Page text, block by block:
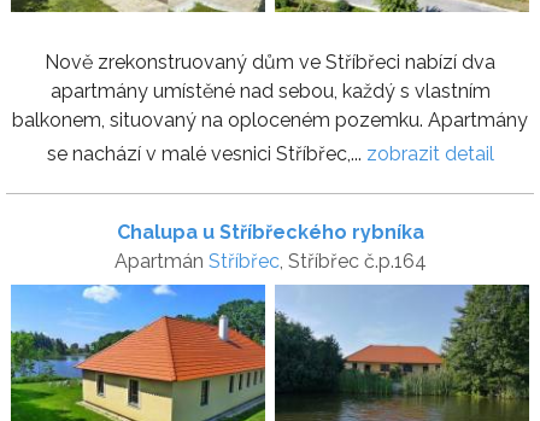
Nově zrekonstruovaný dům ve Stříbřeci nabízí dva
apartmány umístěné nad sebou, každý s vlastním
balkonem, situovaný na oploceném pozemku. Apartmány
se nachází v malé vesnici Stříbřec,... zobrazit detail
Chalupa u Stříbřeckého rybníka
Apartmán Stříbřec, Stříbřec č.p.164